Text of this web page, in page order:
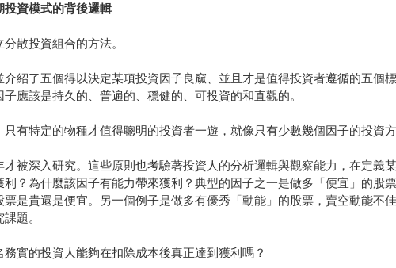
投資模式的背後邏輯
散投資組合的方法。
紹了五個得以決定某項投資因子良窳、並且才是值得投資者遵循的五個
應該是持久的、普遍的、穩健的、可投資的和直觀的。
有特定的物種才值得聰明的投資者一遊，就像只有少數幾個因子的投資
被深入研究。這些原則也考驗著投資人的分析邏輯與觀察能力，在定義
？為什麼該因子有能力帶來獲利？典型的因子之一是做多「便宜」的股
是貴還是便宜。另一個例子是做多有優秀「動能」的股票，賣空動能不
題。
實的投資人能夠在扣除成本後真正達到獲利嗎？